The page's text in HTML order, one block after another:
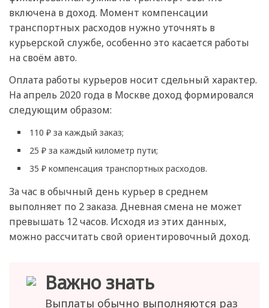
включена в доход. Момент компенсации
транспортных расходов нужно уточнять в
курьерской службе, особенно это касается работы
на своём авто.
Оплата работы курьеров носит сдельный характер.
На апрель 2020 года в Москве доход формировался
следующим образом:
110 ₽ за каждый заказ;
25 ₽ за каждый километр пути;
35 ₽ компенсация транспортных расходов.
За час в обычный день курьер в среднем
выполняет по 2 заказа. Дневная смена не может
превышать 12 часов. Исходя из этих данных,
можно рассчитать свой ориентировочный доход.
Важно знать
Выплаты обычно выполняются раз